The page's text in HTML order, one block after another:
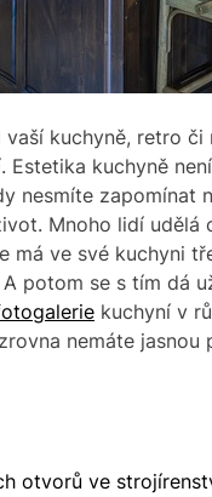
kuchyně, retro
kuchyně
nesmíte zapomínat
Mnoho lidí udělá
má ve své kuchyni
potom se s tím dá
kuchyní v
nemáte
otvorů ve